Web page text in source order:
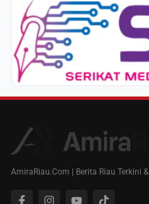
AmiraRiau.Com | Berita Riau Terkini